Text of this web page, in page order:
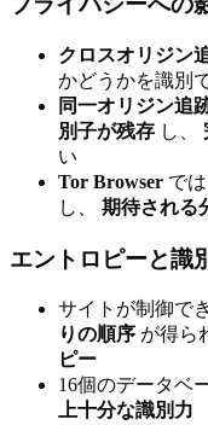
クロスオリジン
かどうかを識別
同一オリジン追
別子が残存 し、
い
Tor Browser で
し、 期待される
エントロピーと識
サイトが制御で
りの順序 が得ら
ピー
16個のデータベ
上十分な識別力